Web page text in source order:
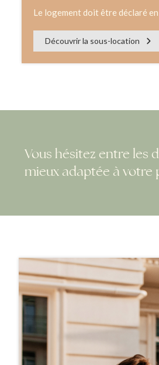
Le logement doit être déclaré
Découvrir la sous-location
Vous hésitez entre les
mieux adaptée à